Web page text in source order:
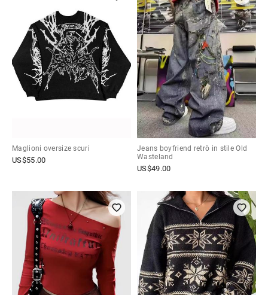
Maglioni oversize scuri
US$55.00
Jeans boyfriend retrò in stile Old
Wasteland
US$49.00